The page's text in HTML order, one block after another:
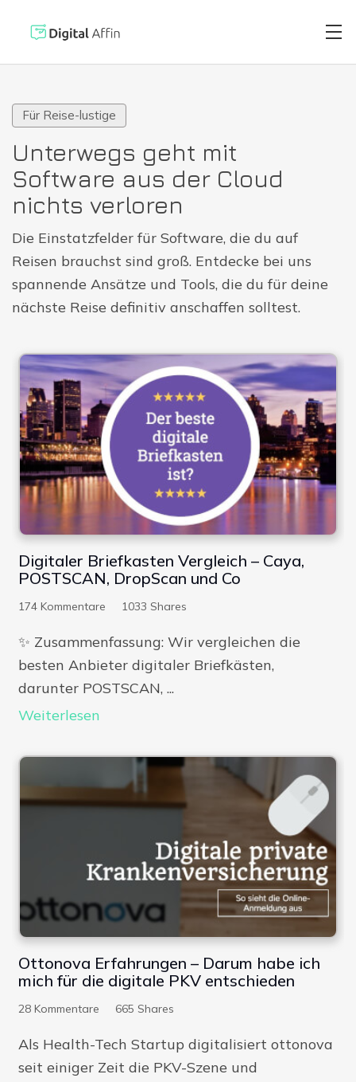
PRAXISORIENTIERTER
SOFTWARE-BLOG
Neuste Artikel
Digitale
Virtuelle
Digitale
Für Reise-lustige
Unterwegs geht mit
Software aus der Cloud
nichts verloren
Die Einstatzfelder für Software, die du auf
Reisen brauchst sind groß. Entdecke bei uns
spannende Ansätze und Tools, die du für deine
nächste Reise definitiv anschaffen solltest.
Digitaler Briefkasten Vergleich – Caya,
POSTSCAN, DropScan und Co
174 Kommentare 1033 Shares
✨​ Zusammenfassung: Wir vergleichen die
besten Anbieter digitaler Briefkästen,
darunter POSTSCAN, ...
Weiterlesen
Ottonova Erfahrungen – Darum habe ich
mich für die digitale PKV entschieden
28 Kommentare 665 Shares
Als Health-Tech Startup digitalisiert ottonova
seit einiger Zeit die PKV-Szene und